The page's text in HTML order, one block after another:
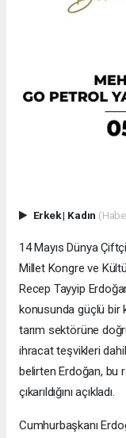
Erkek| Kadın
14 Mayıs Dünya
Millet Kongre ve
Recep Tayyip
konusunda güçlü bir
tarım sektörüne
ihracat teşvikleri
belirten Erdoğan, bu
çıkarıldığını açıkladı.
Cumhurbaşkanı